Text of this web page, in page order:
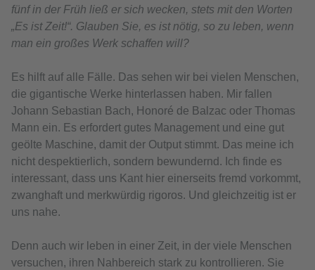
fünf in der Früh ließ er sich wecken, stets mit den Worten
„Es ist Zeit!“. Glauben Sie, es ist nötig, so zu leben, wenn
man ein großes Werk schaffen will?
Es hilft auf alle Fälle. Das sehen wir bei vielen Menschen,
die gigantische Werke hinterlassen haben. Mir fallen
Johann Sebastian Bach, Honoré de Balzac oder Thomas
Mann ein. Es erfordert gutes Management und eine gut
geölte Maschine, damit der Output stimmt. Das meine ich
nicht despektierlich, sondern bewundernd. Ich finde es
interessant, dass uns Kant hier einerseits fremd vorkommt,
zwanghaft und merkwürdig rigoros. Und gleichzeitig ist er
uns nahe.
Denn auch wir leben in einer Zeit, in der viele Menschen
versuchen, ihren Nahbereich stark zu kontrollieren. Sie